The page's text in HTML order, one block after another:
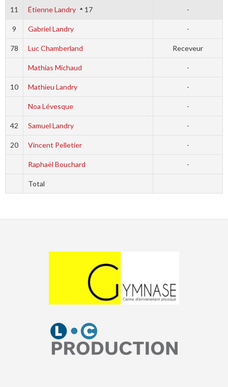
11 Étienne Landry 17 -
9 Gabriel Landry -
78 Luc Chamberland Receveur
Mathias Michaud -
10 Mathieu Landry -
Noa Lévesque -
42 Samuel Landry -
20 Vincent Pelletier -
Raphaël Bouchard -
Total